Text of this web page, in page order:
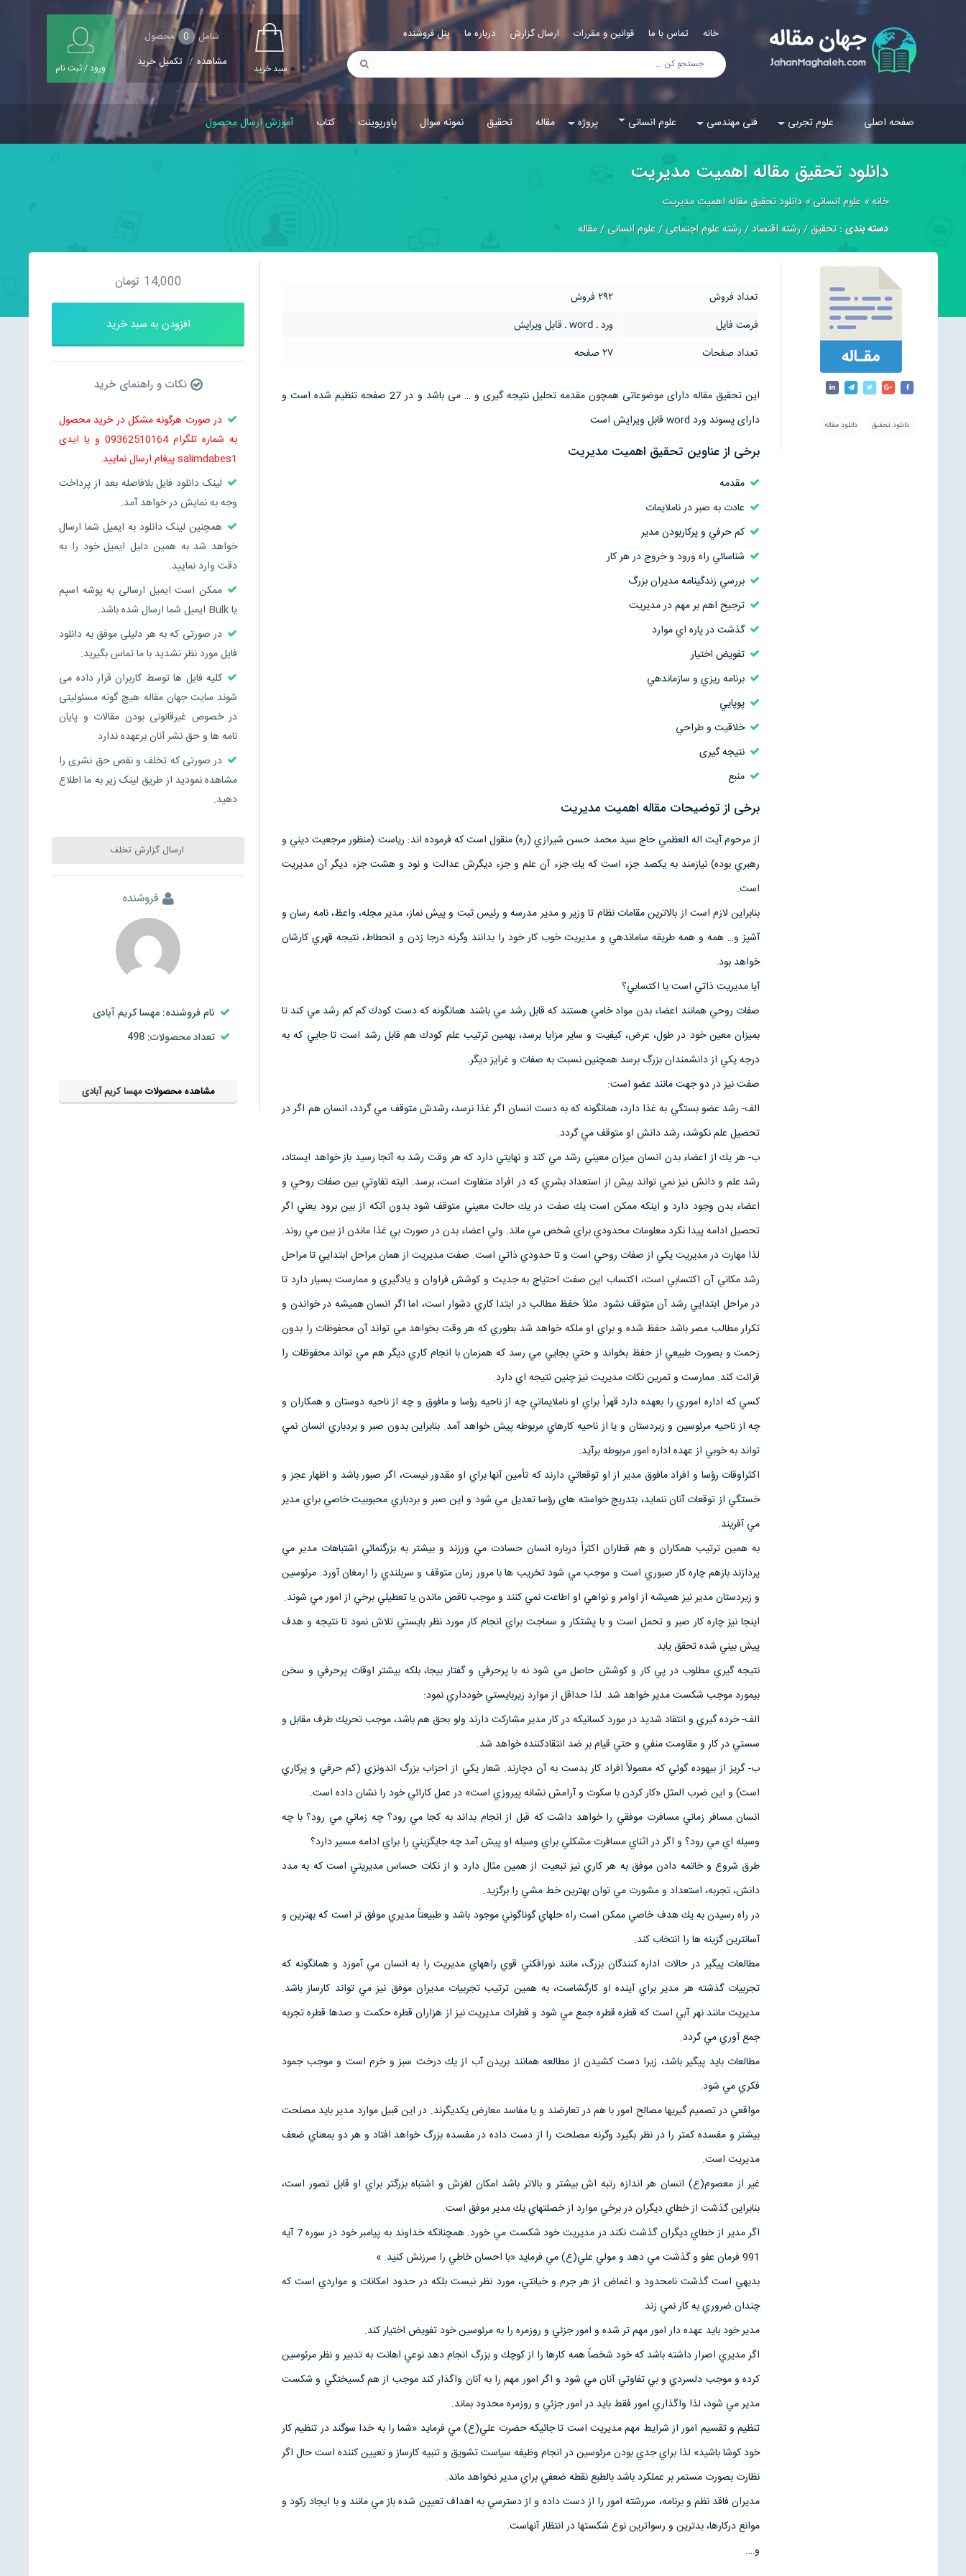
خانه تماس با ما قوانین و مقررات ارسال گزارش درباره ما پنل فروشنده
سبد خرید
شامل 0 محصول
مشاهده / تکمیل خرید ورود / ثبت نام
صفحه اصلی علوم تجربی فنی مهندسی علوم انسانی پروژه مقاله تحقیق نمونه سوال پاورپوینت کتاب آموزش ارسال محصول
دانلود تحقیق مقاله اهميت مديريت
خانه» علوم انسانی»دانلود تحقیق مقاله اهميت مديريت
دسته بندی :تحقیق/رشته اقتصاد/رشته علوم اجتماعی/علوم انسانی/مقاله
دانلود تحقیق دانلود مقاله
تعداد فروش
292 فروش
فرمت فایل
ورد ـ word ـ قابل ویرایش
تعداد صفحات
27 صفحه
این تحقیق مقاله دارای موضوعاتی همچون مقدمه تحلیل نتیجه گیری و … می باشد و در 27 صفحه تنظیم شده است و
دارای پسوند ورد word قابل ویرایش است
برخی از عناوین تحقیق اهميت مديريت
مقدمه
عادت به صبر در ناملايمات
كم حرفي و پركاربودن مدير
شناسائي راه ورود و خروج در هر كار
بررسي زندگينامه مديران بزرگ
ترجيح اهم بر مهم در مديريت
گذشت در پاره اي موارد
تفويض اختيار
برنامه ريزي و سازماندهي
پوپايي
خلاقيت و طراحي
نتیجه گیری
منبع
برخی از توضیحات مقاله اهميت مديريت
از مرحوم آيت اله العظمي حاج سيد محمد حسن شيرازي (ره) منقول است كه فرموده اند: رياست (منظور مرجعيت ديني و
رهبري بوده) نيازمند به يكصد جزء است كه يك جزء آن علم و جزء ديگرش عدالت و نود و هشت جزء ديگر آن مديريت
است.
بنابراين لازم است از بالاترين مقامات نظام تا وزير و مدير مدرسه و رئيس ثبت و پيش نماز، مدير مجله، واعظ، نامه رسان و
آشپز و… همه و همه طريقه ساماندهي و مديريت خوب كار خود را بدانند وگرنه درجا زدن و انحطاط، نتيجه قهري كارشان
خواهد بود.
آيا مديريت ذاتي است يا اكتسابي؟
صفات روحي همانند اعضاء بدن مواد خامي هستند كه قابل رشد مي باشند همانگونه كه دست كودك كم كم رشد مي كند تا
بميزان معين خود در طول، عرض، كيفيت و ساير مزايا برسد، بهمين ترتيب علم كودك هم قابل رشد است تا جايي كه به
درجه يكي از دانشمندان بزرگ برسد همچنين نسبت به صفات و غرايز ديگر.
صفت نيز در دو جهت مانند عضو است:
الف- رشد عضو بستگي به غذا دارد، همانگونه كه به دست انسان اگر غذا نرسد، رشدش متوقف مي گردد، انسان هم اگر در
تحصيل علم نكوشد، رشد دانش او متوقف مي گردد.
ب- هر يك از اعضاء بدن انسان ميزان معيني رشد مي كند و نهايتي دارد كه هر وقت رشد به آنجا رسيد باز خواهد ايستاد،
رشد علم و دانش نيز نمي تواند بيش از استعداد بشري كه در افراد متفاوت است، برسد. البته تفاوتي بين صفات روحي و
اعضاء بدن وجود دارد و اينكه ممكن است يك صفت در يك حالت معيني متوقف شود بدون آنكه از بين برود يعني اگر
تحصيل ادامه پيدا نكرد معلومات محدودي براي شخص مي ماند. ولي اعضاء بدن در صورت بي غذا ماندن از بين مي روند.
لذا مهارت در مديريت يكي از صفات روحي است و تا حدودي ذاتي است. صفت مديريت از همان مراحل ابتدايي تا مراحل
رشد مكاني آن اكتسابي است، اكتساب اين صفت احتياج به جديت و كوشش فراوان و يادگيري و ممارست بسيار دارد تا
در مراحل ابتدايي رشد آن متوقف نشود. مثلاً حفظ مطالب در ابتدا كاري دشوار است، اما اگر انسان هميشه در خواندن و
تكرار مطالب مصر باشد حفظ شده و براي او ملكه خواهد شد بطوري كه هر وقت بخواهد مي تواند آن محفوظات را بدون
زحمت و بصورت طبيعي از حفظ بخواند و حتي بجايي مي رسد كه همزمان با انجام كاري ديگر هم مي تواند محفوظات را
قرائت كند. ممارست و تمرين نكات مديريت نيز چنين نتيجه اي دارد.
كسي كه اداره اموري را بعهده دارد قهراً براي او ناملايماتي چه از ناحيه رؤسا و مافوق و چه از ناحيه دوستان و همكاران و
چه از ناحيه مرئوسين و زيردستان و يا از ناحيه كارهاي مربوطه پيش خواهد آمد. بنابراين بدون صبر و بردباري انسان نمي
تواند به خوبي از عهده اداره امور مربوطه برآيد.
اكثراوقات رؤسا و افراد مافوق مدير از او توقعاتي دارند كه تأمين آنها براي او مقدور نيست، اگر صبور باشد و اظهار عجز و
خستگي از توقعات آنان ننمايد، بتدريج خواسته هاي رؤسا تعديل مي شود و اين صبر و بردباري محبوبيت خاصي براي مدير
مي آفريند.
به همين ترتيب همكاران و هم قطاران اكثراً درباره انسان حسادت مي ورزند و بيشتر به بزرگنمائي اشتباهات مدير مي
پردازند بازهم چاره كار صبوري است و موجب مي شود تخريب ها با مرور زمان متوقف و سربلندي را ارمغان آورد. مرئوسين
و زيردستان مدير نيز هميشه از اوامر و نواهي او اطاعت نمي كنند و موجب ناقص ماندن يا تعطيلي برخي از امور مي شوند.
اينجا نيز چاره كار صبر و تحمل است و با پشتكار و سماجت براي انجام كار مورد نظر بايستي تلاش نمود تا نتيجه و هدف
پيش بيني شده تحقق يابد.
نتيجه گيري مطلوب در پي كار و كوشش حاصل مي شود نه با پرحرفي و گفتار بيجا، بلكه بيشتر اوقات پرحرفي و سخن
بيمورد موجب شكست مدير خواهد شد. لذا حداقل از موارد زيربايستي خودداري نمود:
الف- خرده گيري و انتقاد شديد در مورد كسانيكه در كار مدير مشاركت دارند ولو بحق هم باشد، موجب تحريك طرف مقابل و
سستي در كار و مقاومت منفي و حتي قيام بر ضد انتقادكننده خواهد شد.
ب- گريز از بيهوده گوئي كه معمولاً افراد كار بدست به آن دچارند. شعار يكي از احزاب بزرگ اندونزي (كم حرفي و پركاري
است) و اين ضرب المثل «كار كردن با سكوت و آرامش نشانه پيروزي است» در عمل كارائي خود را نشان داده است.
انسان مسافر زماني مسافرت موفقي را خواهد داشت كه قبل از انجام بداند به كجا مي رود؟ چه زماني مي رود؟ با چه
وسيله اي مي رود؟ و اگر در اثناي مسافرت مشكلي براي وسيله او پيش آمد چه جايگزيني را براي ادامه مسير دارد؟
طرق شروع و خاتمه دادن موفق به هر كاري نيز تبعيت از همين مثال دارد و از نكات حساس مديريتي است كه به مدد
دانش، تجربه، استعداد و مشورت مي توان بهترين خط مشي را برگزيد.
در راه رسيدن به يك هدف خاصي ممكن است راه حلهاي گوناگوني موجود باشد و طبيعتاً مديري موفق تر است كه بهترين و
آسانترين گزينه ها را انتخاب كند.
مطالعات پيگير در حالات اداره كنندگان بزرگ، مانند نورافكني قوي راههاي مديريت را به انسان مي آموزد و همانگونه كه
تجربيات گذشته هر مدير براي آينده او كارگشاست، به همين ترتيب تجربيات مديران موفق نيز مي تواند كارساز باشد.
مديريت مانند نهر آبي است كه قطره قطره جمع مي شود و قطرات مديريت نيز از هزاران قطره حكمت و صدها قطره تجربه
جمع آوري مي گردد.
مطالعات بايد پيگير باشد، زيرا دست كشيدن از مطالعه همانند بريدن آب از يك درخت سبز و خرم است و موجب جمود
فكري مي شود.
مواقعي در تصميم گيريها مصالح امور با هم در تعارضند و يا مفاسد معارض يكديگرند. در اين قبيل موارد مدير بايد مصلحت
بيشتر و مفسده كمتر را در نظر بگيرد وگرنه مصلحت را از دست داده در مفسده بزرگ خواهد افتاد و هر دو بمعناي ضعف
مديريت است.
غير از معصوم(ع) انسان هر اندازه رتبه اش بيشتر و بالاتر باشد امكان لغزش و اشتباه بزرگتر براي او قابل تصور است،
بنابراين گذشت از خطاي ديگران در برخي موارد از خصلتهاي يك مدير موفق است.
اگر مدير از خطاي ديگران گذشت نكند در مديريت خود شكست مي خورد. همچنانكه خداوند به پيامبر خود در سوره 7 آيه
991 فرمان عفو و گذشت مي دهد و مولي علي(ع) مي فرمايد «با احسان خاطي را سرزنش كنيد. »
بديهي است گذشت نامحدود و اغماض از هر جرم و خيانتي، مورد نظر نيست بلكه در حدود امكانات و مواردي است كه
چندان ضروري به كار نمي زند.
مدير خود بايد عهده دار امور مهم تر شده و امور جزئي و روزمره را به مرئوسين خود تفويض اختيار كند.
اگر مديري اصرار داشته باشد كه خود شخصاً همه كارها را از كوچك و بزرگ انجام دهد نوعي اهانت به تدبير و نظر مرئوسين
كرده و موجب دلسردي و بي تفاوتي آنان مي شود و اگر امور مهم را به آنان واگذار كند موجب از هم گسيختگي و شكست
مدير مي شود، لذا واگذاري امور فقط بايد در امور جزئي و روزمره محدود بماند.
تنظيم و تقسيم امور از شرايط مهم مديريت است تا جائيكه حضرت علي(ع) مي فرمايد «شما را به خدا سوگند در تنظيم كار
خود كوشا باشيد» لذا براي جدي بودن مرئوسين در انجام وظيفه سياست تشويق و تنبيه كارساز و تعيين كننده است حال اگر
نظارت بصورت مستمر بر عملكرد باشد بالطبع نقطه ضعفي براي مدير نخواهد ماند.
مديران فاقد نظم و برنامه، سررشته امور را از دست داده و از دسترسي به اهداف تعيين شده باز مي مانند و با ايجاد ركود و
موانع دركارها، بدترين و رسواترين نوع شكستها در انتظار آنهاست.
و….
14,000 تومان
افزودن به سبد خرید
نکات و راهنمای خرید
در صورت هرگونه مشکل در خرید محصول
به شماره تلگرام 09362510164 و یا ایدی
salimdabes1 پیغام ارسال نمایید.
لینک دانلود فایل بلافاصله بعد از پرداخت
وجه به نمایش در خواهد آمد.
همچنین لینک دانلود به ایمیل شما ارسال
خواهد شد به همین دلیل ایمیل خود را به
دقت وارد نمایید.
ممکن است ایمیل ارسالی به پوشه اسپم
یا Bulk ایمیل شما ارسال شده باشد.
در صورتی که به هر دلیلی موفق به دانلود
فایل مورد نظر نشدید با ما تماس بگیرید.
کلیه فایل ها توسط کاربران قرار داده می
شوند سایت جهان مقاله هیچ گونه مسئولیتی
در خصوص غیرقانونی بودن مقالات و پایان
نامه ها و حق نشر آنان برعهده ندارد
در صورتی که تخلف و نقص حق نشری را
مشاهده نمودید از طریق لینک زیر به ما اطلاع
دهید.
ارسال گزارش تخلف
فروشنده
نام فروشنده: مهسا کریم آبادی
تعداد محصولات: 498
مشاهده محصولاتمهسا کریم آبادی